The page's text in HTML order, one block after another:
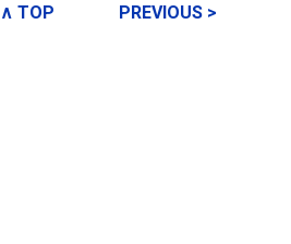
∧ TOP PREVIOUS >